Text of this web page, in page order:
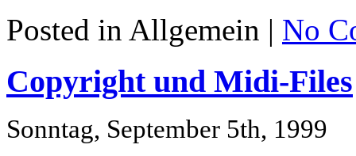
Posted in Allgemein | No
Copyright und Midi-Files
Sonntag, September 5th, 1999